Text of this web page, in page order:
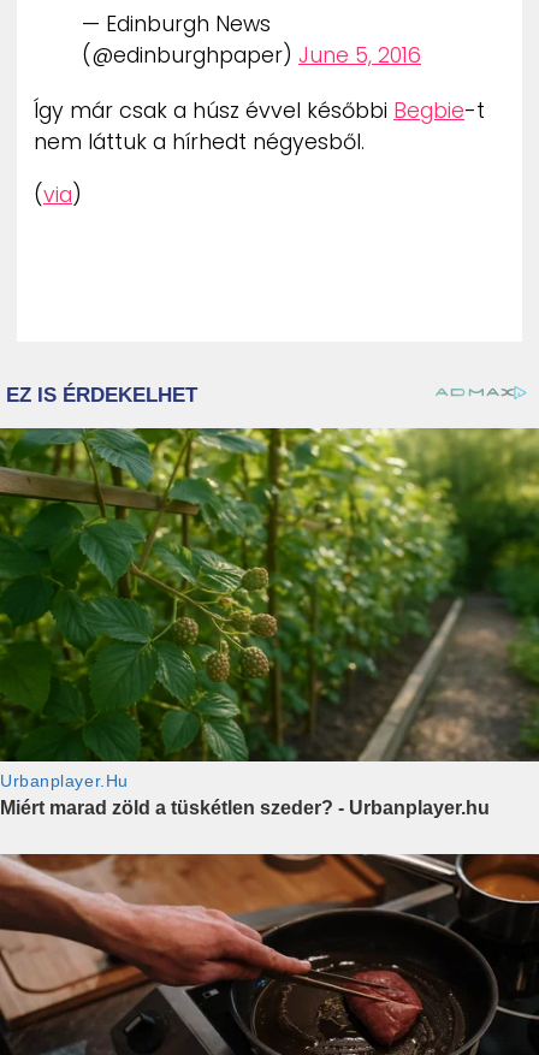
— Edinburgh News
(@edinburghpaper) June 5, 2016
Így már csak a húsz évvel későbbi Begbie-t
nem láttuk a hírhedt négyesből.
(via)